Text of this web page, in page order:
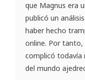
que Magnus era
publicó un
haber hecho
online. Por tanto,
complicó todavía
del mundo